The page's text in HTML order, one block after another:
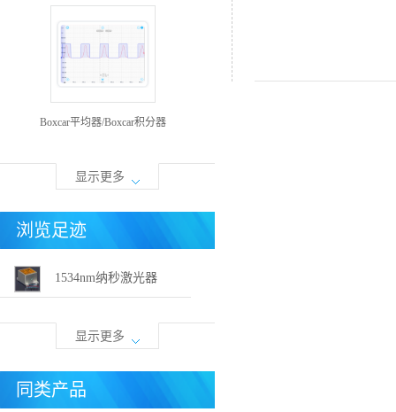
Boxcar平均器/Boxcar积分器
显示更多
浏览足迹
1534nm纳秒激光器
显示更多
同类产品